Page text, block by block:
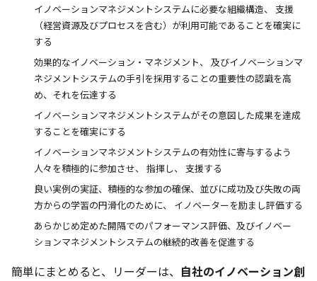
イノベーションマネジメントシステムに必要な組織構造、 支援
（経営資源及びプロセスを含む）が利用可能であることを確実に
する
効果的なイノベーション・マネジメント、 及びイノベーションマ
ネジメントシステムの手引を採用することの重要性の認識を高
め、それを伝達する
イノベーションマネジメントシステムがその意図した成果を達成
することを確実にする
イノベーションマネジメントシステムの有効性に寄与するよう
人々を積極的に参加させ、 指揮し、 支援する
良い実例の実証、積極的な参加の確保、並びに成功及び失敗の両
方からの学習の円滑化のために、 イノベーターを励まし評価する
あらかじめ定めた開隔でのパフォーマンス評価、及びイノベー
ションマネジメントシステムの継続的改善を促進する
簡単にまとめると、 リーダーは、 自社のイノベーション創